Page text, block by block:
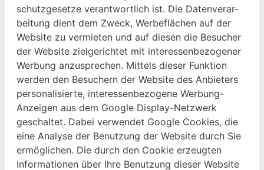
schutzge­set­ze ver­ant­wortlich ist. Die Daten­ver­ar­
beitung dient dem Zweck, Wer­be­flächen auf der
Web­site zu ver­mi­eten und auf diesen die Besuch­er
der Web­site ziel­gerichtet mit inter­essen­be­zo­gen­er
Wer­bung anzus­prechen. Mit­tels dieser Funk­tion
wer­den den Besuch­ern der Web­site des Anbi­eters
per­son­al­isierte, inter­essen­be­zo­gene Wer­bung-
Anzeigen aus dem Google Dis­play-Net­zw­erk
geschal­tet. Dabei ver­wen­det Google Cook­ies, die
eine Analyse der Benutzung der Web­site durch Sie
ermöglichen. Die durch den Cook­ie erzeugten
Infor­ma­tio­nen über Ihre Benutzung dieser Web­site